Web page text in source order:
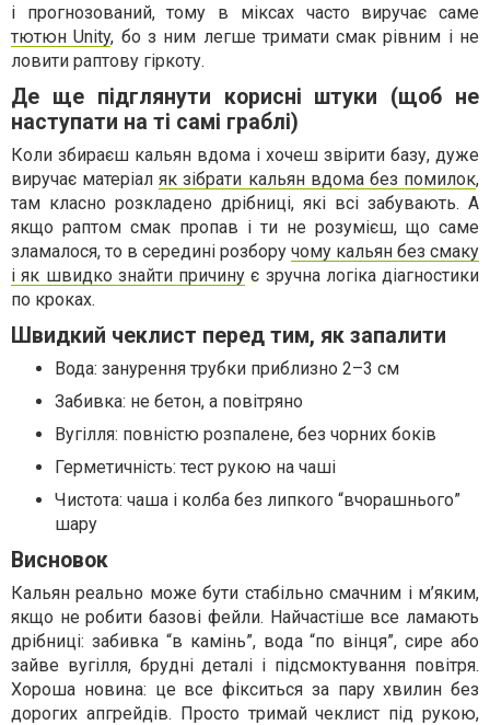
і прогнозований, тому в міксах часто виручає саме
тютюн Unity, бо з ним легше тримати смак рівним і не
ловити раптову гіркоту.
Де ще підглянути корисні штуки (щоб не
наступати на ті самі граблі)
Коли збираєш кальян вдома і хочеш звірити базу, дуже
виручає матеріаляк зібрати кальян вдома без помилок,
там класно розкладено дрібниці, які всі забувають. А
якщо раптом смак пропав і ти не розумієш, що саме
зламалося, то в середині розбору чому кальян без смаку
і як швидко знайти причину є зручна логіка діагностики
по кроках.
Швидкий чеклист перед тим, як запалити
Вода: занурення трубки приблизно 2–3 см
Забивка: не бетон, а повітряно
Вугілля: повністю розпалене, без чорних боків
Герметичність: тест рукою на чаші
Чистота: чаша і колба без липкого “вчорашнього”
шару
Висновок
Кальян реально може бути стабільно смачним і м’яким,
якщо не робити базові фейли. Найчастіше все ламають
дрібниці: забивка “в камінь”, вода “по вінця”, сире або
зайве вугілля, брудні деталі і підсмоктування повітря.
Хороша новина: це все фікситься за пару хвилин без
дорогих апгрейдів. Просто тримай чеклист під рукою,